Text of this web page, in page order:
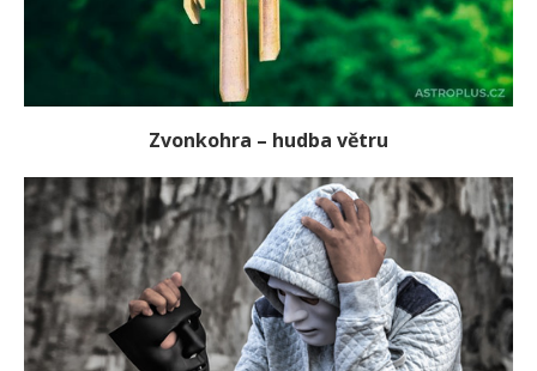
Zvonkohra – hudba větru